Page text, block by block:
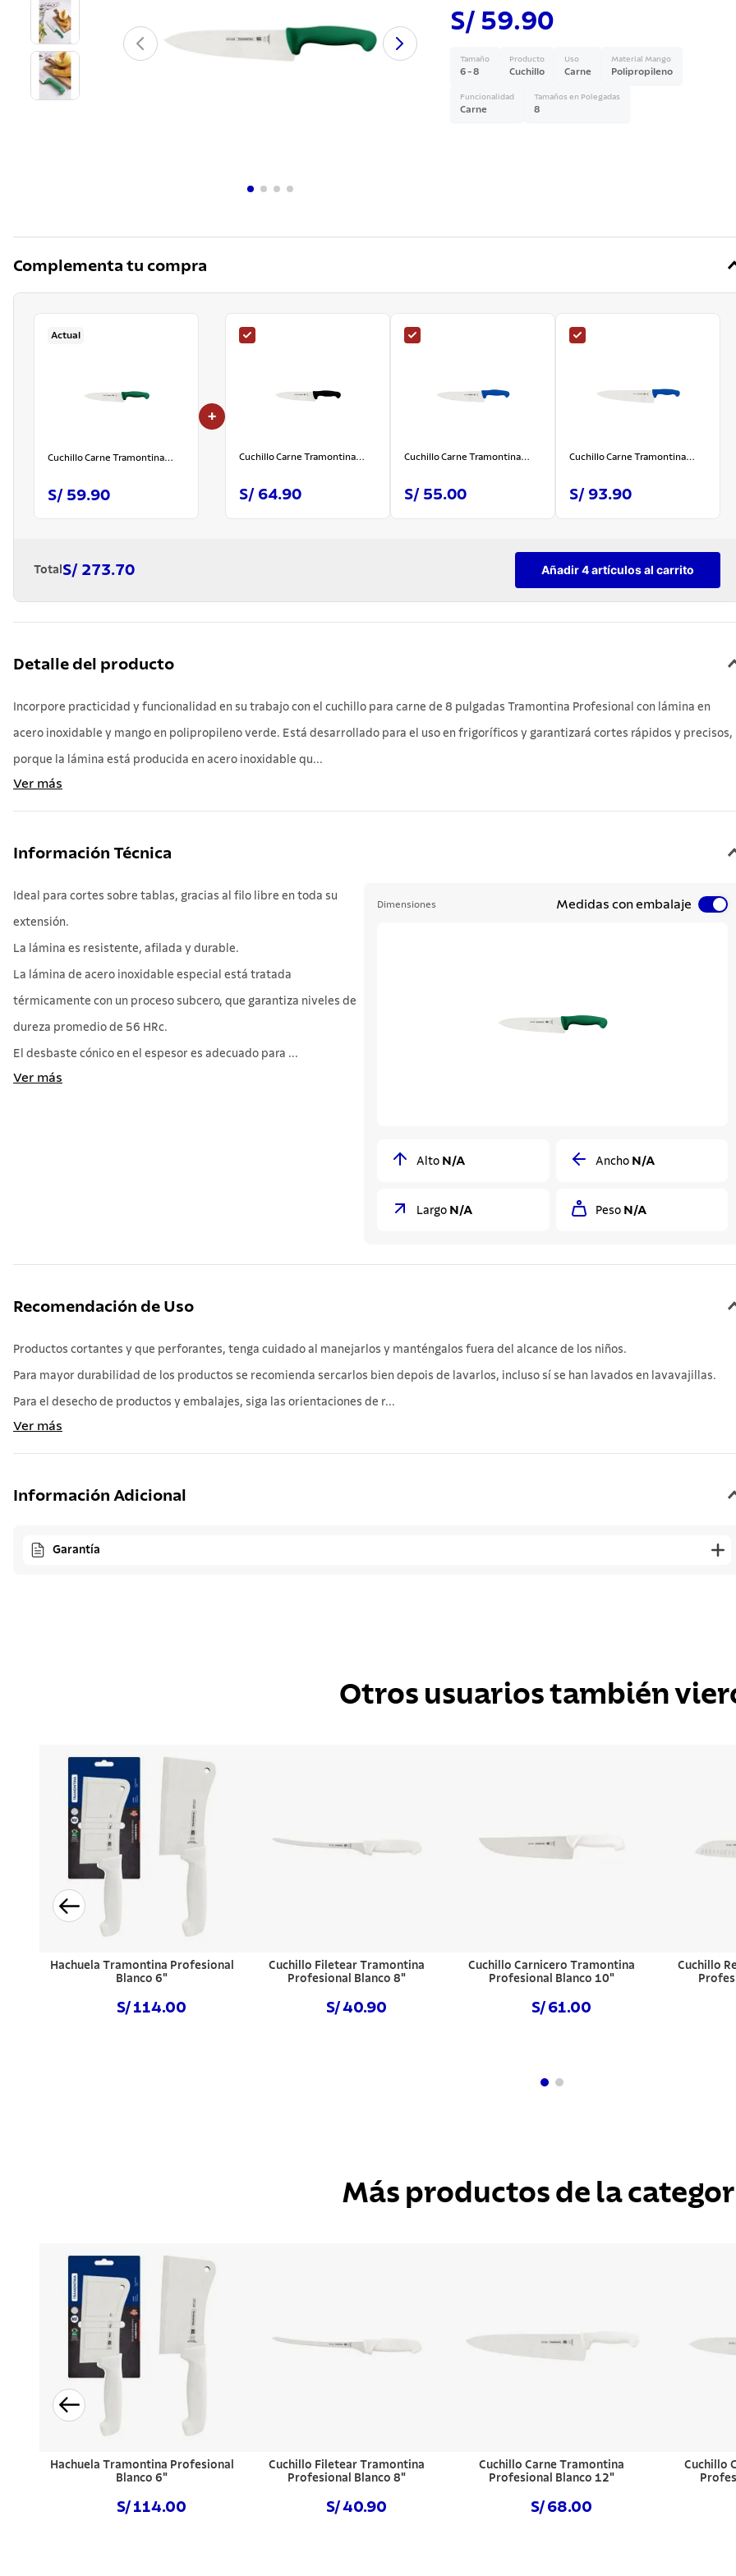
S/ 59.90
Tamaño
6 - 8
Producto
Cuchillo
Uso
Carne
Material Mango
Polipropileno
Funcionalidad
Carne
Tamaños en Polegadas
8
Complementa tu compra
Actual
Cuchillo Carne Tramontina
S/ 59.90
+
Cuchillo Carne Tramontina
S/ 64.90
Cuchillo Carne Tramontina
S/ 55.00
Cuchillo Carne Tramontina
S/ 93.90
Total S/ 273.70 Añadir 4 artículos al carrito
Detalle del producto
Incorpore practicidad y funcionalidad en su trabajo con el cuchillo para carne de 8 pulgadas Tramontina Profesional con lámina en
acero inoxidable y mango en polipropileno verde. Está desarrollado para el uso en frigoríficos y garantizará cortes rápidos y precisos,
porque la lámina está producida en acero inoxidable qu...
Ver más
Información Técnica
Ideal para cortes sobre tablas, gracias al filo libre en toda su
extensión.
La lámina es resistente, afilada y durable.
La lámina de acero inoxidable especial está tratada
térmicamente con un proceso subcero, que garantiza niveles de
dureza promedio de 56 HRc.
El desbaste cónico en el espesor es adecuado para ...
Ver más
Dimensiones Medidas con embalaje
Alto N/A Ancho N/A
Largo N/A Peso N/A
Recomendación de Uso
Productos cortantes y que perforantes, tenga cuidado al manejarlos y manténgalos fuera del alcance de los niños.
Para mayor durabilidad de los productos se recomienda sercarlos bien depois de lavarlos, incluso sí se han lavados en lavavajillas.
Para el desecho de productos y embalajes, siga las orientaciones de r...
Ver más
Información Adicional
Garantía
Otros usuarios también
Hachuela Tramontina Profesional
Blanco 6"
S/ 114.00
Cuchillo Filetear Tramontina
Profesional Blanco 8"
S/ 40.90
Cuchillo Carnicero Tramontina
Profesional Blanco 10"
S/ 61.00
Cuchillo
Más productos de la
Hachuela Tramontina Profesional
Blanco 6"
S/ 114.00
Cuchillo Filetear Tramontina
Profesional Blanco 8"
S/ 40.90
Cuchillo Carne Tramontina
Profesional Blanco 12"
S/ 68.00
Cuchillo
10. grano